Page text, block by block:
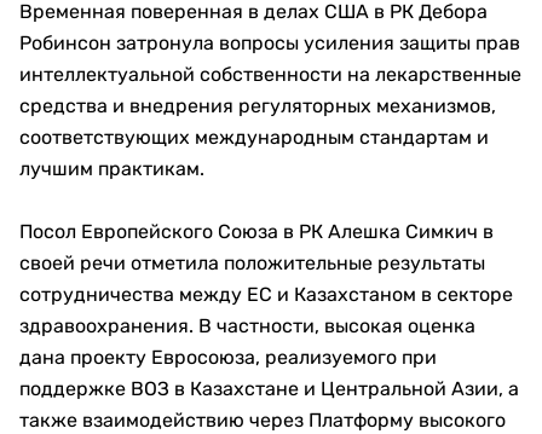
Временная поверенная в делах США в РК Дебора
Робинсон затронула вопросы усиления защиты прав
интеллектуальной собственности на лекарственные
средства и внедрения регуляторных механизмов,
соответствующих международным стандартам и
лучшим практикам.
Посол Европейского Союза в РК Алешка Симкич в
своей речи отметила положительные результаты
сотрудничества между ЕС и Казахстаном в секторе
здравоохранения. В частности, высокая оценка
дана проекту Евросоюза, реализуемого при
поддержке ВОЗ в Казахстане и Центральной Азии, а
также взаимодействию через Платформу высокого